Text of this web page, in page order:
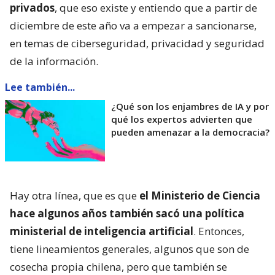
privados, que eso existe y entiendo que a partir de
diciembre de este año va a empezar a sancionarse,
en temas de ciberseguridad, privacidad y seguridad
de la información.
Lee también...
¿Qué son los enjambres de IA y por
qué los expertos advierten que
pueden amenazar a la democracia?
Hay otra línea, que es que el Ministerio de Ciencia
hace algunos años también sacó una política
ministerial de inteligencia artificial. Entonces,
tiene lineamientos generales, algunos que son de
cosecha propia chilena, pero que también se